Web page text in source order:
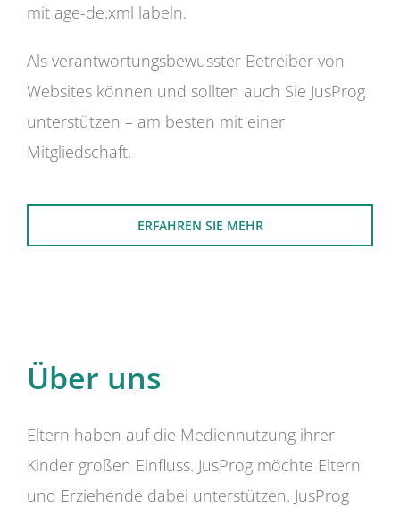
mit age-de.xml labeln.
Als verantwortungsbewusster Betreiber von
Websites können und sollten auch Sie JusProg
unterstützen – am besten mit einer
Mitgliedschaft.
ERFAHREN SIE MEHR
Über uns
Eltern haben auf die Mediennutzung ihrer
Kinder großen Einfluss. JusProg möchte Eltern
und Erziehende dabei unterstützen. JusProg